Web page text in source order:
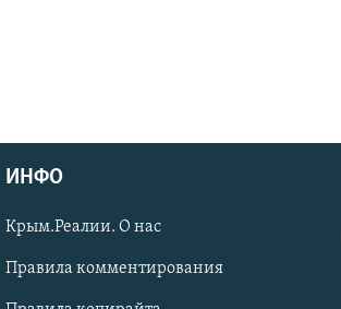
ИНФО
Крым.Реалии. О нас
Правила комментирования